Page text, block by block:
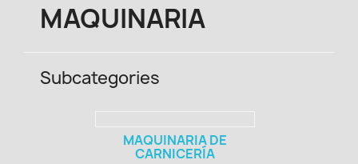
MAQUINARIA
Subcategories
MAQUINARIA DE
CARNICERÍA